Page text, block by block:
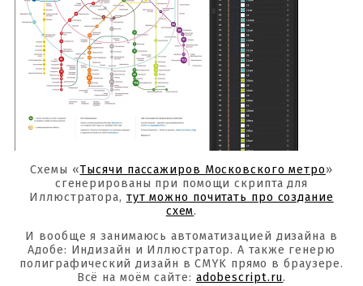
Схемы «Тысячи пассажиров Московского метро»
сгенерированы при помощи скрипта для
Иллюстратора, тут можно почитать про создание
схем.
И вообще я занимаюсь автоматизацией дизайна в
Адобе: Индизайн и Иллюстратор. А также генерю
полиграфический дизайн в CMYK прямо в браузере.
Всё на моём сайте: adobescript.ru.